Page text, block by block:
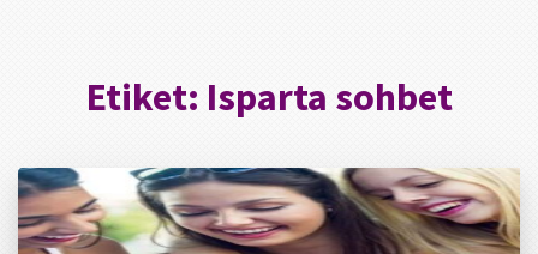
Etiket: Isparta sohbet